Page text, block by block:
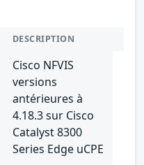
DESCRIPTION
Cisco NFVIS
versions
antérieures à
4.18.3 sur Cisco
Catalyst 8300
Series Edge uCPE